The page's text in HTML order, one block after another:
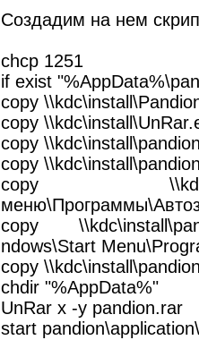
Создадим на нем
chcp 1251
if exist
copy
copy
copy
copy
copy
copy
ndows\Start
copy
chdir "%AppData%"
UnRar x -y pandion.rar
start